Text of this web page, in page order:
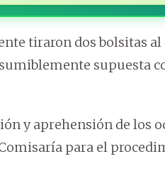
tiraron dos bolsitas
supuesta
y aprehensión de los
para el